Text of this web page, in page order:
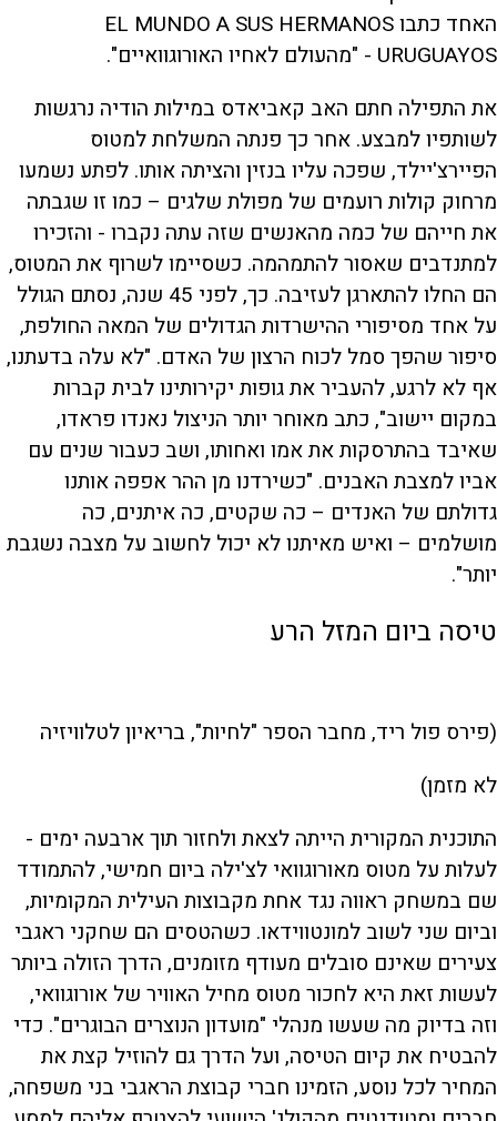
האחד כתבו EL MUNDO A SUS HERMANOS
URUGUAYOS - "מהעולם לאחיו האורוגוואיים".
את התפילה חתם האב קאביאדס במילות הודיה נרגשות
לשותפיו למבצע. אחר כך פנתה המשלחת למטוס
הפיירצ'יילד, שפכה עליו בנזין והציתה אותו. לפתע נשמעו
מרחוק קולות רועמים של מפולת שלגים – כמו זו שגבתה
את חייהם של כמה מהאנשים שזה עתה נקברו - והזכירו
למתנדבים שאסור להתמהמה. כשסיימו לשרוף את המטוס,
הם החלו להתארגן לעזיבה. כך, לפני 45 שנה, נסתם הגולל
על אחד מסיפורי ההישרדות הגדולים של המאה החולפת,
סיפור שהפך סמל לכוח הרצון של האדם. "לא עלה בדעתנו,
אף לא לרגע, להעביר את גופות יקירותינו לבית קברות
במקום יישוב", כתב מאוחר יותר הניצול נאנדו פראדו,
שאיבד בהתרסקות את אמו ואחותו, ושב כעבור שנים עם
אביו למצבת האבנים. "כשירדנו מן ההר אפפה אותנו
גדולתם של האנדים – כה שקטים, כה איתנים, כה
מושלמים – ואיש מאיתנו לא יכול לחשוב על מצבה נשגבת
יותר".
טיסה ביום המזל הרע
(פירס פול ריד, מחבר הספר "לחיות", בריאיון לטלוויזיה
לא מזמן)
התוכנית המקורית הייתה לצאת ולחזור תוך ארבעה ימים -
לעלות על מטוס מאורוגוואי לצ'ילה ביום חמישי, להתמודד
שם במשחק ראווה נגד אחת מקבוצות העילית המקומיות,
וביום שני לשוב למונטווידאו. כשהטסים הם שחקני ראגבי
צעירים שאינם סובלים מעודף מזומנים, הדרך הזולה ביותר
לעשות זאת היא לחכור מטוס מחיל האוויר של אורוגוואי,
וזה בדיוק מה שעשו מנהלי "מועדון הנוצרים הבוגרים". כדי
להבטיח את קיום הטיסה, ועל הדרך גם להוזיל קצת את
המחיר לכל נוסע, הזמינו חברי קבוצת הראגבי בני משפחה,